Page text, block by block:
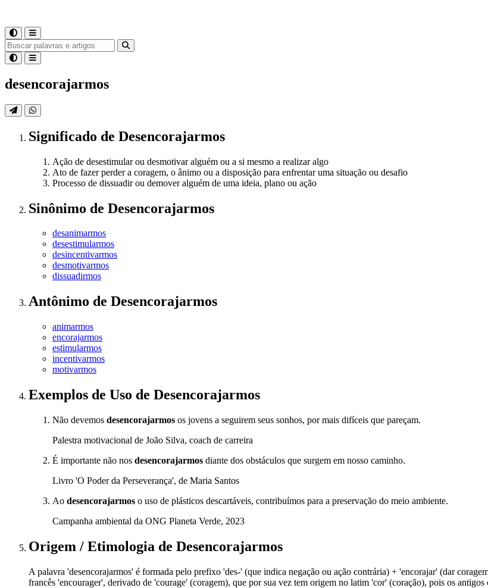
desencorajarmos
Significado de Desencorajarmos
Ação de desestimular ou desmotivar alguém ou a si mesmo a realizar algo
Ato de fazer perder a coragem, o ânimo ou a disposição para enfrentar uma situação ou desafio
Processo de dissuadir ou demover alguém de uma ideia, plano ou ação
Sinônimo de Desencorajarmos
desanimarmos
desestimularmos
desincentivarmos
desmotivarmos
dissuadirmos
Antônimo de Desencorajarmos
animarmos
encorajarmos
estimularmos
incentivarmos
motivarmos
Exemplos de Uso de Desencorajarmos
Não devemos desencorajarmos os jovens a seguirem seus sonhos, por mais difíceis que pareçam.
Palestra motivacional de João Silva, coach de carreira
É importante não nos desencorajarmos diante dos obstáculos que surgem em nosso caminho.
Livro 'O Poder da Perseverança', de Maria Santos
Ao desencorajarmos o uso de plásticos descartáveis, contribuímos para a preservação do meio ambiente.
Campanha ambiental da ONG Planeta Verde, 2023
Origem / Etimologia de Desencorajarmos
A palavra 'desencorajarmos' é formada pelo prefixo 'des-' (que indica negação ou ação contrária) + 'encorajar' (dar
francês 'encourager', derivado de 'courage' (coragem), que por sua vez tem origem no latim 'cor' (coração), pois os